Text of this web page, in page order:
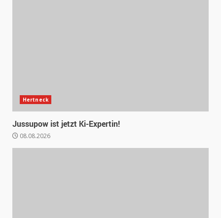
Hertneck
Jussupow ist jetzt Ki-Expertin!
08.08.2026